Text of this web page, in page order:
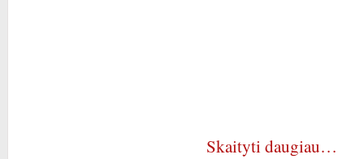
Skaityti daugiau…